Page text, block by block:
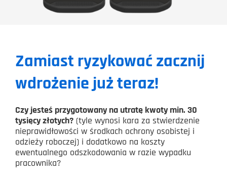
Zamiast ryzykować zacznij
wdrożenie już teraz!
Czy jesteś przygotowany na utratę kwoty min. 30
tysięcy złotych? (tyle wynosi kara za stwierdzenie
nieprawidłowości w środkach ochrony osobistej i
odzieży roboczej) i dodatkowo na koszty
ewentualnego odszkodowania w razie wypadku
pracownika?